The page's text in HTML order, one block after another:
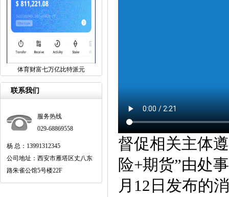
体育财富七万亿比特派元
联系我们
服务热线
029-68869558
杨 总：13991312345
公司地址：西安市雁塔区丈八东
路朱雀公馆5号楼22F
督促相关主体
险+期货”由处
月12日发布的